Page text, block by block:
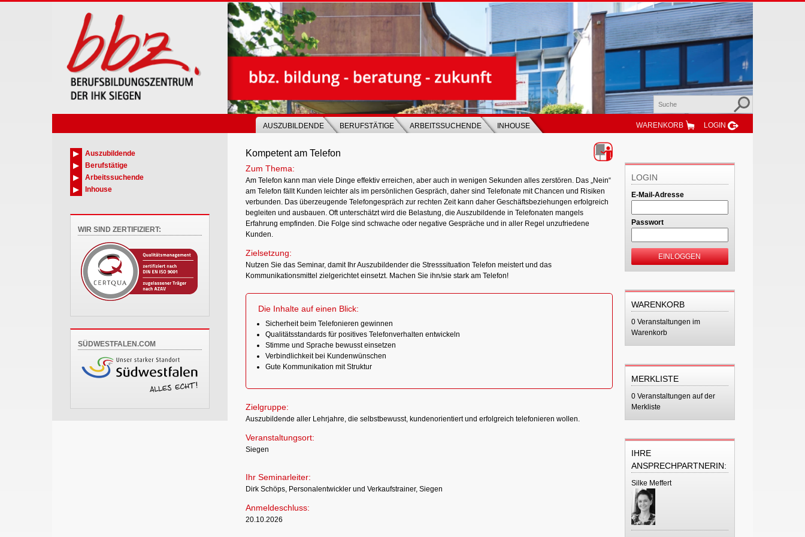
AUSZUBILDENDE BERUFSTÄTIGE ARBEITSSUCHENDE INHOUSE WARENKORB LOGIN
Kompetent am Telefon
Zum Thema:
Am Telefon kann man viele Dinge effektiv erreichen, aber auch in wenigen Sekunden alles zerstören. Das „Nein“
am Telefon fällt Kunden leichter als im persönlichen Gespräch, daher sind Telefonate mit Chancen und Risiken
verbunden. Das überzeugende Telefongespräch zur rechten Zeit kann daher Geschäftsbeziehungen erfolgreich
begleiten und ausbauen. Oft unterschätzt wird die Belastung, die Auszubildende in Telefonaten mangels
Erfahrung empfinden. Die Folge sind schwache oder negative Gespräche und in aller Regel unzufriedene
Kunden.
Zielsetzung:
Nutzen Sie das Seminar, damit Ihr Auszubildender die Stresssituation Telefon meistert und das
Kommunikationsmittel zielgerichtet einsetzt. Machen Sie ihn/sie stark am Telefon!
Die Inhalte auf einen Blick:
Sicherheit beim Telefonieren gewinnen
Qualitätsstandards für positives Telefonverhalten entwickeln
Stimme und Sprache bewusst einsetzen
Verbindlichkeit bei Kundenwünschen
Gute Kommunikation mit Struktur
Zielgruppe:
Auszubildende aller Lehrjahre, die selbstbewusst, kundenorientiert und erfolgreich telefonieren wollen.
Veranstaltungsort:
Siegen
Ihr Seminarleiter:
Dirk Schöps, Personalentwickler und Verkaufstrainer, Siegen
Anmeldeschluss:
20.10.2026
LOGIN
E-Mail-Adresse
Passwort
EINLOGGEN
WARENKORB
0 Veranstaltungen im
Warenkorb
MERKLISTE
0 Veranstaltungen auf der
Merkliste
IHRE
ANSPRECHPARTNERIN:
Silke Meffert
Auszubildende
Berufstätige
Arbeitssuchende
Inhouse
WIR SIND ZERTIFIZIERT:
SÜDWESTFALEN.COM